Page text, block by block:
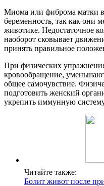
Миома или фиброма матки
беременность, так как они
животике. Недостаточное
наоборот сковывает
принять правильное
При физических
кровообращение,
общее самочувствие.
подготовить женский
укрепить иммунную
Читайте также:
Болит живот после